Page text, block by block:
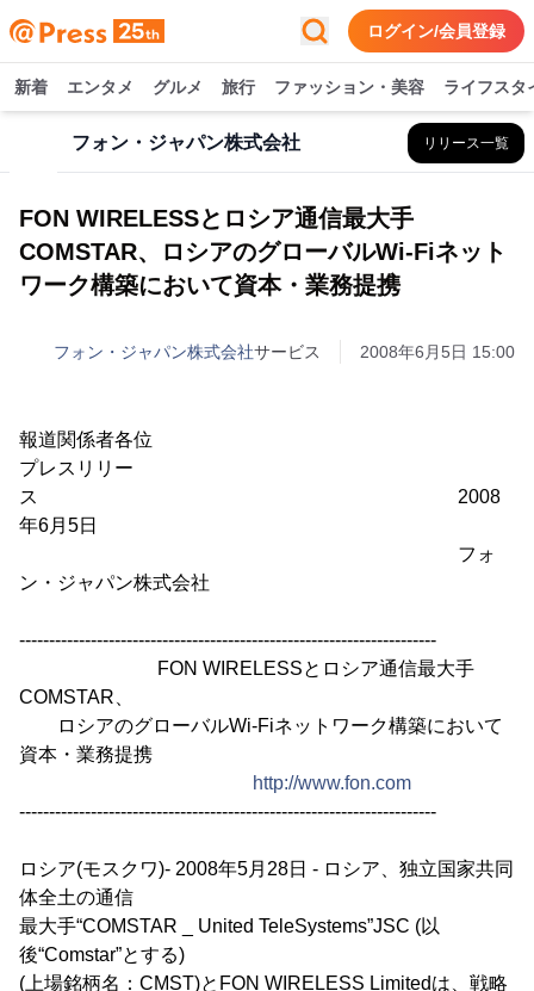
ログイン/会員登録
新着 エンタメ グルメ 旅行 ファッション・美容 ライフスタ
フォン・ジャパン株式会社 リリース一覧
FON WIRELESSとロシア通信最大手
COMSTAR、ロシアのグローバルWi-Fiネット
ワーク構築において資本・業務提携
フォン・ジャパン株式会社サービス 2008年6月5日 15:00
報道関係者各位
プレスリリー
ス 2008
年6月5日
フォ
ン・ジャパン株式会社
----------------------------------------------------------------------
FON WIRELESSとロシア通信最大手
COMSTAR、
ロシアのグローバルWi-Fiネットワーク構築において
資本・業務提携
http://www.fon.com
----------------------------------------------------------------------
ロシア(モスクワ)- 2008年5月28日 - ロシア、独立国家共同
体全土の通信
最大手“COMSTAR _ United TeleSystems”JSC (以
後“Comstar”とする)
(上場銘柄名：CMST)とFON WIRELESS Limitedは、戦略